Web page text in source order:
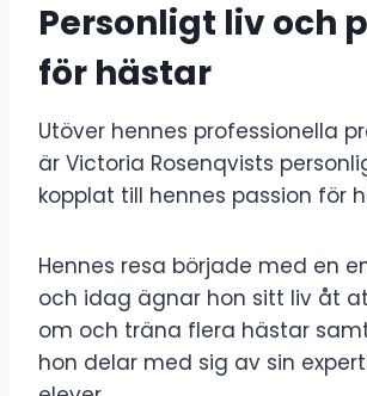
Personligt liv och
för hästar
Utöver hennes professionella
är Victoria Rosenqvists
kopplat till hennes passion för
Hennes resa började med en
och idag ägnar hon sitt liv åt
om och träna flera hästar
hon delar med sig av sin